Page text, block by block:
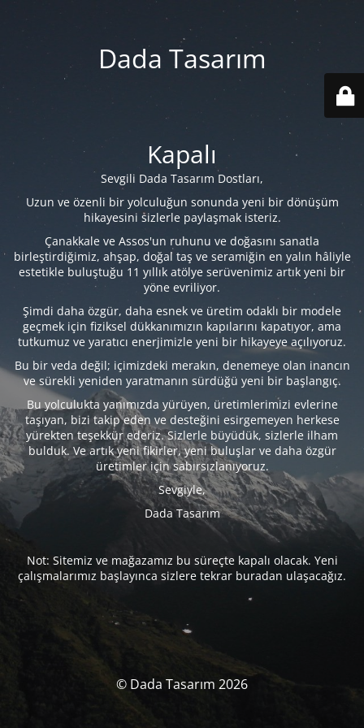
Dada Tasarım
Kapalı
Sevgili Dada Tasarım Dostları,
Uzun ve özenli bir yolculuğun sonunda yeni bir dönüşüm
hikayesini sizlerle paylaşmak isteriz.
Çanakkale ve Assos'un ruhunu ve doğasını sanatla
birleştirdiğimiz, ahşap, doğal taş ve seramiğin en yalın hâliyle
estetikle buluştuğu 11 yıllık atölye serüvenimiz artık yeni bir
yöne evriliyor.
Şimdi daha özgür, daha esnek ve üretim odaklı bir modele
geçmek için fiziksel dükkanımızın kapılarını kapatıyor, ama
tutkumuz ve yaratıcı enerjimizle yeni bir hikayeye açılıyoruz.
Bu bir veda değil; içimizdeki merakın, denemeye olan inancın
ve sürekli yeniden yaratmanın sürdüğü yeni bir başlangıç.
Bu yolculukta yanımızda yürüyen, üretimlerimizi evlerine
taşıyan, bizi takip eden ve desteğini esirgemeyen herkese
yürekten teşekkür ederiz. Sizlerle büyüdük, sizlerle ilham
bulduk. Ve artık yeni fikirler, yeni buluşlar ve daha özgür
üretimler için sabırsızlanıyoruz.
Sevgiyle,
Dada Tasarım
Not: Sitemiz ve mağazamız bu süreçte kapalı olacak. Yeni
çalışmalarımız başlayınca sizlere tekrar buradan ulaşacağız.
© Dada Tasarım 2026